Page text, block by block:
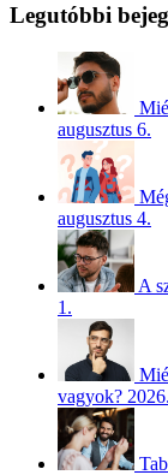
Legutóbbi
augusztus 6.
augusztus 4.
A
1.
vagyok?